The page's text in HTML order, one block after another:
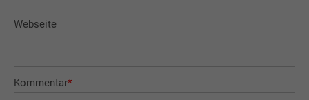
Webseite
Kommentar*